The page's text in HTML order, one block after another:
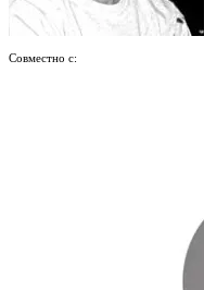
Совместно с: